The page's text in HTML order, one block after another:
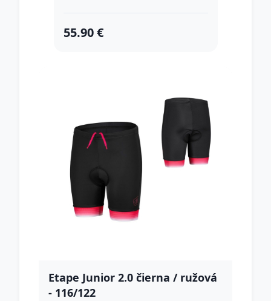
55.90 €
Etape Junior 2.0 čierna / ružová
- 116/122